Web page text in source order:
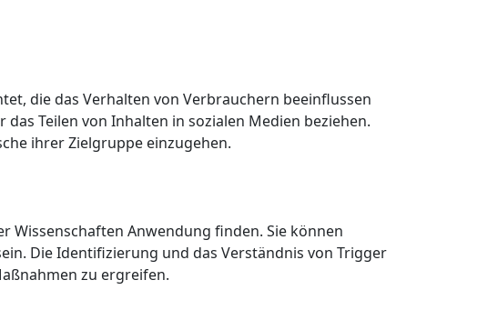
die das Verhalten von Verbrauchern beeinflussen
Teilen von Inhalten in sozialen Medien beziehen.
ihrer Zielgruppe einzugehen.
Wissenschaften Anwendung finden. Sie können
Die Identifizierung und das Verständnis von Trigger
zu ergreifen.